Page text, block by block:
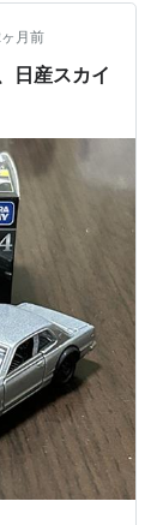
月前
日産スカイ